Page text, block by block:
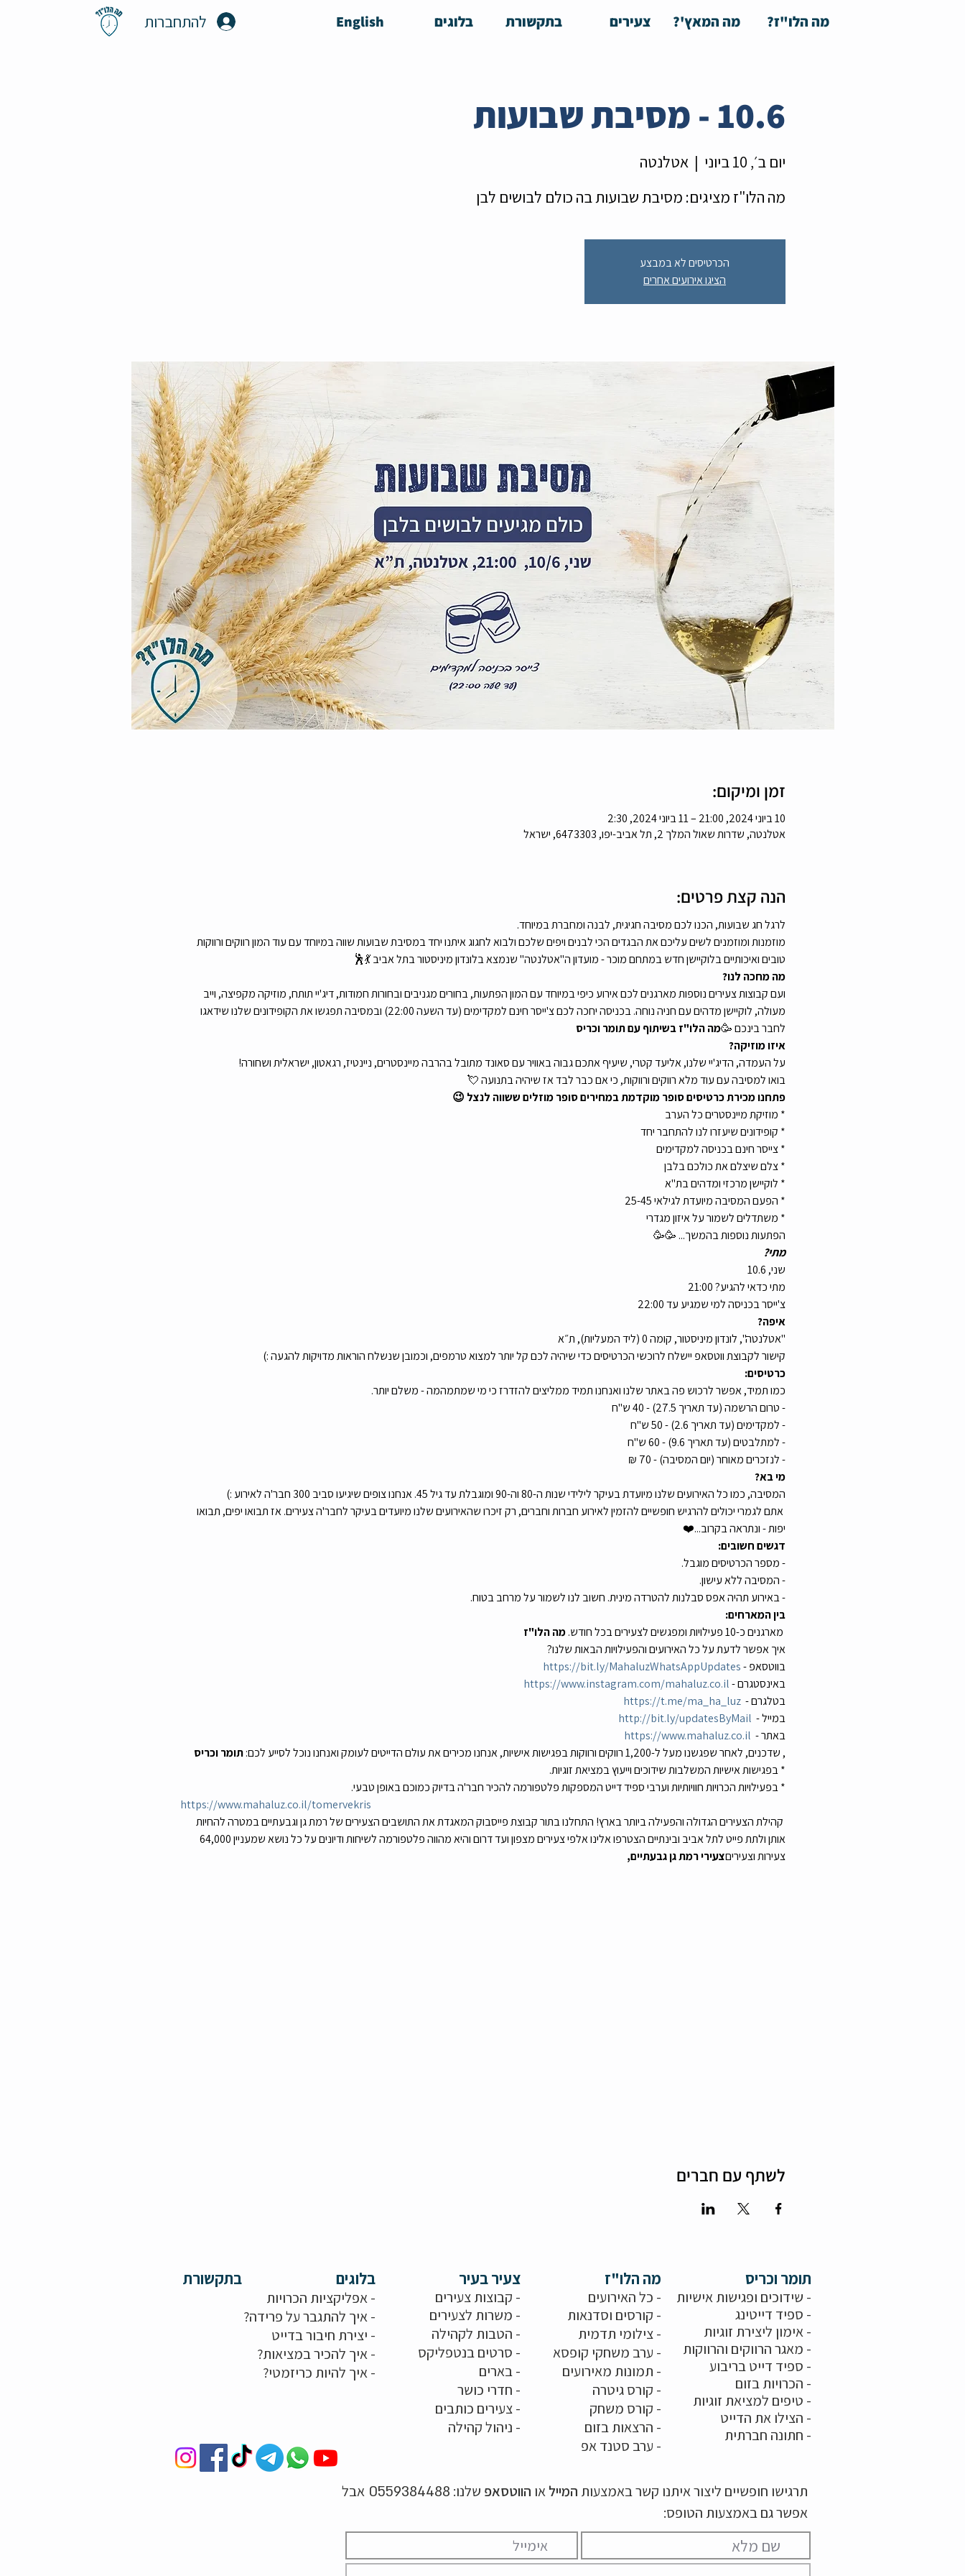
מה הלו"ז? מה המאץ'? צעירים בתקשורת בלוגים English להתחברות
10.6 - מסיבת שבועות
יום ב׳, 10 ביוני
  |
אטלנטה
מה הלו"ז מציגים: מסיבת שבועות בה כולם לבושים לבן
הכרטיסים לא במבצע
הציגו אירועים אחרים
זמן ומיקום:
10 ביוני 2024, 21:00 – 11 ביוני 2024, 2:30
אטלנטה, שדרות שאול המלך 2, תל אביב-יפו, 6473303, ישראל
הנה קצת פרטים:
לרגל חג שבועות, הכנו לכם מסיבה חגיגית, לבנה ומחברת במיוחד.
מוזמנות ומוזמנים לשים עליכם את הבגדים הכי לבנים ויפים שלכם ולבוא לחגוג איתנו יחד במסיבת שבועות שווה במיוחד עם עוד המון רווקים ורווקות
טובים ואיכותיים בלוקיישן חדש במתחם מוכר - מועדון ה"אטלנטה" שנמצא בלונדון מיניסטור בתל אביב 💃🕺
מה מחכה לנו?
ועם קבוצות צעירים נוספות מארגנים לכם אירוע כיפי במיוחד עם המון הפתעות, בחורים מגניבים ובחורות חמודות, דיג'יי תותח, מוזיקה מקפיצה, וייב
מעולה, לוקיישן מדהים עם חניה נוחה. בכניסה יחכה לכם צ'ייסר חינם למקדימים (עד השעה 22:00) ובמסיבה תפגשו את הקופידונים שלנו שידאגו
לחבר בינכם 🥳מה הלו"ז בשיתוף עם תומר וכריס
איזו מוזיקה?
על העמדה, הדיג'יי שלנו, אליעד קטרי, שיעיף אתכם גבוה באוויר עם סאונד מתובל בהרבה מיינסטרים, ניינטיז, רגאטון, ישראלית ושחורה!
בואו למסיבה עם עוד מלא רווקים ורווקות, כי אם כבר לבד אז שיהיה בתנועה 💘
פתחנו מכירת כרטיסים סופר מוקדמת במחירים סופר מוזלים ששווה לנצל 😉
* מוזיקת מיינסטרים כל הערב
* קופידונים שיעזרו לנו להתחבר יחד
* צייסר חינם בכניסה למקדימים
* צלם שיצלם את כולכם בלבן
* לוקיישן מרכזי ומדהים בת"א
* הפעם המסיבה מיועדת לגילאי 25-45
* משתדלים לשמור על איזון מגדרי
הפתעות נוספות בהמשך... 🥳🥳
מתי?
שני, 10.6
מתי כדאי להגיע? 21:00
צ'ייסר בכניסה למי שמגיע עד 22:00
איפה?
"אטלנטה", לונדון מיניסטור, קומה 0 (ליד המעליות), ת״א
קישור לקבוצת ווטסאפ יישלח לרוכשי הכרטיסים כדי שיהיה לכם קל יותר למצוא טרמפים, וכמובן שנשלח הוראות מדויקות להגעה :)
כרטיסים:
כמו תמיד, אפשר לרכוש פה באתר שלנו ואנחנו תמיד ממליצים להזדרז כי מי שמתמהמה - משלם יותר.
- טרום הרשמה (עד תאריך 27.5) - 40 ש"ח
- למקדימים (עד תאריך 2.6) - 50 ש"ח
- למתלבטים (עד תאריך 9.6) - 60 ש"ח
- לנזכרים מאוחר (יום המסיבה) - 70 ₪
מי בא?
המסיבה, כמו כל האירועים שלנו מיועדת בעיקר לילידי שנות ה-80 וה-90 ומוגבלת עד גיל 45. אנחנו צופים שיגיעו סביב 300 חבר'ה לאירוע :)
אתם לגמרי יכולים להרגיש חופשיים להזמין לאירוע חברות וחברים, רק זיכרו שהאירועים שלנו מיועדים בעיקר לחבר'ה צעירים. אז תבואו יפים, תבואו
יפות - ונתראה בקרוב...❤️
דגשים חשובים:
- מספר הכרטיסים מוגבל.
- המסיבה ללא עישון.
- באירוע תהיה אפס סבלנות להטרדה מינית. חשוב לנו לשמור על מרחב בטוח.
בין המארחים:
מה הלו"ז
איך אפשר לדעת על כל האירועים והפעילויות הבאות שלנו?
בווטסאפ - https://bit.ly/MahaluzWhatsAppUpdates
באינסטגרם - https://www.instagram.com/mahaluz.co.il
בטלגרם - https://t.me/ma_ha_luz
במייל - http://bit.ly/updatesByMail
באתר - https://www.mahaluz.co.il
, שדכנים, לאחר שפגשנו מעל ל-1,200 רווקים ורווקות בפגישות אישיות, אנחנו מכירים את עולם הדייטים לעומק ואנחנו נוכל לסייע לכם:
תומר וכריס
* בפגישות אישיות המשלבות שידוכים וייעוץ במציאת זוגיות.
* בפעילויות הכרויות חוויותיות וערבי ספיד דייט המספקות פלטפורמה להכיר חבר'ה בדיוק כמוכם באופן טבעי.
https://www.mahaluz.co.il/tomervekris
קהילת הצעירים הגדולה והפעילה ביותר בארץ! התחלנו בתור קבוצת פייסבוק המאגדת את התושבים הצעירים של רמת גן וגבעתיים במטרה להחיות
צעירות וצעיריםצעירי רמת גן גבעתיים,
לשתף עם חברים
בתקשורת בלוגים
-אפליקציות הכרויות
-איך להתגבר על פרידה?
- יצירת חיבור בדייט
-איך להכיר במציאות?
-איך להיות כריזמטי?
צעיר בעיר
- קבוצות צעירים
- משרות לצעירים
- הטבות לקהילה
- סרטים בנטפליקס
- בארים
- חדרי כושר
-צעירים כותבים
- ניהול קהילה
מה הלו"ז
- כל האירועים
- קורסים וסדנאות
-צילומי תדמית
- ערב משחקי קופסא
- תמונות מאירועים
- קורס גיטרה
- קורס משחק
- הרצאות בזום
- ערב סטנד אפ
תומר וכריס
- שידוכים ופגישות אישיות
- ספיד דייטינג
-אימון ליצירת זוגיות
- מאגר הרווקים והרווקות
- ספיד דייט בריבוע
- הכרויות בזום
- טיפים למציאת זוגיות
- הצילו את הדייט
- חתונה חברתית
תרגישו חופשיים ליצור איתנו קשר באמצעות המיילאו הווטסאפ שלנו: 0559384488 אבל
אפשר גם באמצעות הטופס: